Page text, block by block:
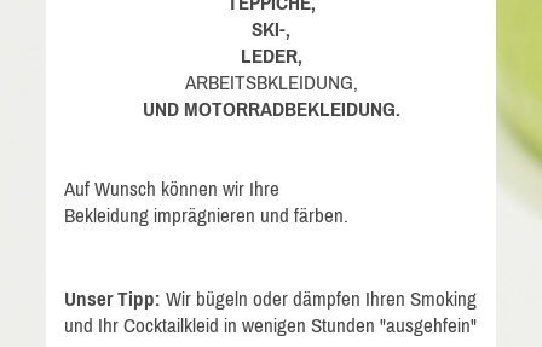
SKI-,
LEDER,
ARBEITSBKLEIDUNG,
UND MOTORRADBEKLEIDUNG.
Auf Wunsch können wir Ihre
Bekleidung imprägnieren und färben.
Unser Tipp: Wir bügeln oder dämpfen Ihren Smoking
und Ihr Cocktailkleid in wenigen Stunden "ausgehfein"